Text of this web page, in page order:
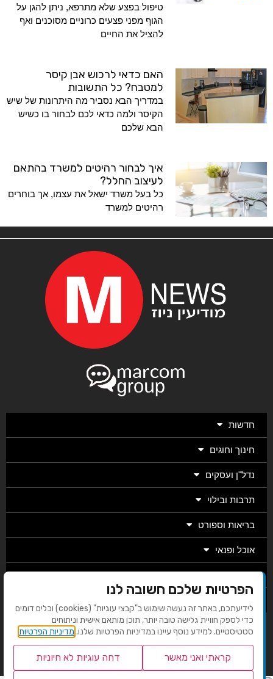
טיפול בפצע שלא מתרפא, ניתן להגן על
הגוף מפני פצעים כרוניים מסוכנים ואף
להציל את החיים
האם כדאי לרכוש אבן קיסר
למטבח? כל התשובות
במדריך הבא נסביר מה היתרונות של שיש
הקיסר ולמה כדאי לכם לבחור בו כשיש
הבא שלכם
איך לבחור רהיטים למשרד בהתאם
לעיצוב החלל?
כל בעל משרד ישאל את עצמו, אך בוחרים
רהיטים למשרד
חדשות
חינוך וחוגים
נדל"ן ועסקים
תרבות ובילוי
בריאות וספורט
אוכל ופנאי
מגזין
הפרטיות שלכם חשובה לנו
לידיעתכם, באתר זה נעשה שימוש ב"קבצי עוגיות" (cookies) וכלים דומים
כדי לספק חוויית גלישה טובה יותר, תוכן מותאם אישית וניתוחים
סטטיסטיים. למידע נוסף עיינו במדיניות הפרטיות שלנו. מדיניות הפרטיות
קראתי ואני מאשר דחה עוגיות לא חיוניות